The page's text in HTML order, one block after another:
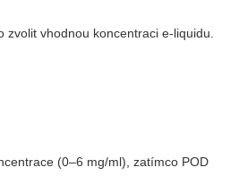
vhodnou koncentraci e-liquidu.
(0–6 mg/ml), zatímco POD